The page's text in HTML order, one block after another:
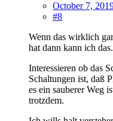
October 7,
#8
Wenn das wirklich
hat dann kann ich
Interessieren ob das
Schaltungen ist, daß
es ein sauberer Weg
trotzdem.